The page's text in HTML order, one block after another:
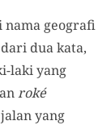
geografi
dua kata,
laki yang
roké
yang